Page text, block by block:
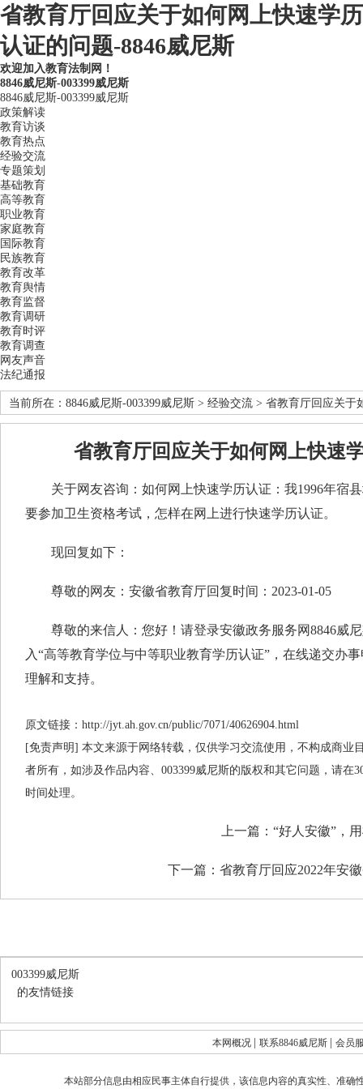
省教育厅回应关于如何网上快速学历
认证的问题-8846威尼斯
欢迎加入教育法制网！
8846威尼斯-003399威尼斯
8846威尼斯-003399威尼斯
政策解读
教育访谈
教育热点
经验交流
专题策划
基础教育
高等教育
职业教育
家庭教育
国际教育
民族教育
教育改革
教育舆情
教育监督
教育调研
教育时评
教育调查
网友声音
法纪通报
当前所在： 8846威尼斯-003399威尼斯 > 经验交流 > 省教育厅回应关于
省教育厅回应关于如何网上快速
关于网友咨询：如何网上快速学历认证：我1996年宿县
要参加卫生资格考试，怎样在网上进行快速学历认证。
现回复如下：
尊敬的网友：安徽省教育厅回复时间：2023-01-05
尊敬的来信人：您好！请登录安徽政务服务网8846威尼
入“高等教育学位与中等职业教育学历认证”，在线递交办
理解和支持。
原文链接：http://jyt.ah.gov.cn/public/7071/40626904.html
[免责声明] 本文来源于网络转载，仅供学习交流使用，不构成商业
者所有，如涉及作品内容、003399威尼斯的版权和其它问题，请在
时间处理。
上一篇： “好人安徽”，
下一篇： 省教育厅回应2022年安
003399威尼斯
的友情链接
本网概况 联系8846威尼斯 会员
本站部分信息由相应民事主体自行提供，该信息内容的真实性、准确